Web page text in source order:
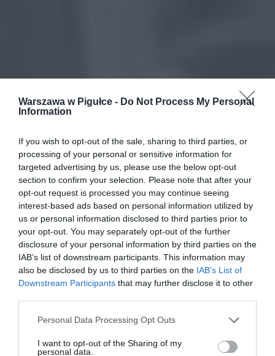
Warszawa w Pigułce - Do Not Process My Personal
Information
If you wish to opt-out of the sale, sharing to third parties, or
processing of your personal or sensitive information for
targeted advertising by us, please use the below opt-out
section to confirm your selection. Please note that after your
opt-out request is processed you may continue seeing
interest-based ads based on personal information utilized by
us or personal information disclosed to third parties prior to
your opt-out. You may separately opt-out of the further
disclosure of your personal information by third parties on the
IAB’s list of downstream participants. This information may
also be disclosed by us to third parties on the IAB’s List of
Downstream Participants that may further disclose it to other
Personal Data Processing Opt Outs
I want to opt-out of the Sharing of my
personal data.